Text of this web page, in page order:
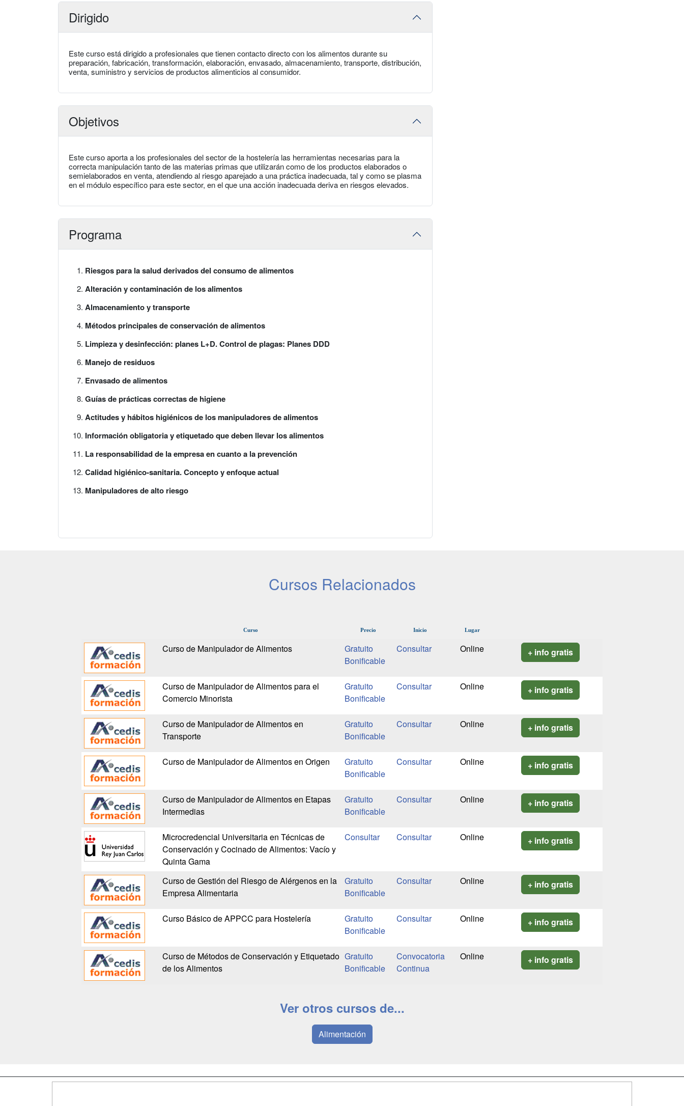
Dirigido
Este curso está dirigido a profesionales que tienen contacto directo con los alimentos durante su
preparación, fabricación, transformación, elaboración, envasado, almacenamiento, transporte, distribución,
venta, suministro y servicios de productos alimenticios al consumidor.
Objetivos
Este curso aporta a los profesionales del sector de la hostelería las herramientas necesarias para la
correcta manipulación tanto de las materias primas que utilizarán como de los productos elaborados o
semielaborados en venta, atendiendo al riesgo aparejado a una práctica inadecuada, tal y como se plasma
en el módulo específico para este sector, en el que una acción inadecuada deriva en riesgos elevados.
Programa
Riesgos para la salud derivados del consumo de alimentos
Alteración y contaminación de los alimentos
Almacenamiento y transporte
Métodos principales de conservación de alimentos
Limpieza y desinfección: planes L+D. Control de plagas: Planes DDD
Manejo de residuos
Envasado de alimentos
Guías de prácticas correctas de higiene
Actitudes y hábitos higiénicos de los manipuladores de alimentos
Información obligatoria y etiquetado que deben llevar los alimentos
La responsabilidad de la empresa en cuanto a la prevención
Calidad higiénico-sanitaria. Concepto y enfoque actual
Manipuladores de alto riesgo
Cursos Relacionados
Curso Precio Inicio Lugar
Curso de Manipulador de Alimentos
Gratuito
Bonificable
Online + info gratis
Curso de Manipulador de Alimentos para el
Comercio Minorista
Gratuito
Bonificable
Online + info gratis
Curso de Manipulador de Alimentos en
Transporte
Gratuito
Bonificable
Online + info gratis
Curso de Manipulador de Alimentos en Origen
Gratuito
Bonificable
Online + info gratis
Curso de Manipulador de Alimentos en Etapas
Intermedias
Gratuito
Bonificable
Online + info gratis
Microcredencial Universitaria en Técnicas de
Conservación y Cocinado de Alimentos: Vacío y
Quinta Gama
Online + info gratis
Curso de Gestión del Riesgo de Alérgenos en la
Empresa Alimentaria
Gratuito
Bonificable
Online + info gratis
Curso Básico de APPCC para Hostelería
Gratuito
Bonificable
Online + info gratis
Curso de Métodos de Conservación y Etiquetado
de los Alimentos
Gratuito
Bonificable
Convocatoria
Continua
Online + info gratis
Ver otros cursos de...
Alimentación